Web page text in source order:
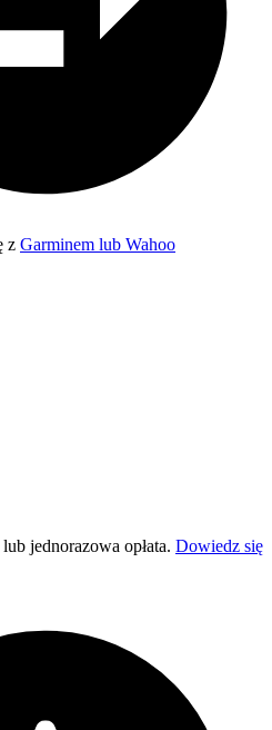
z Garminem lub Wahoo
jednorazowa opłata. Dowiedz się